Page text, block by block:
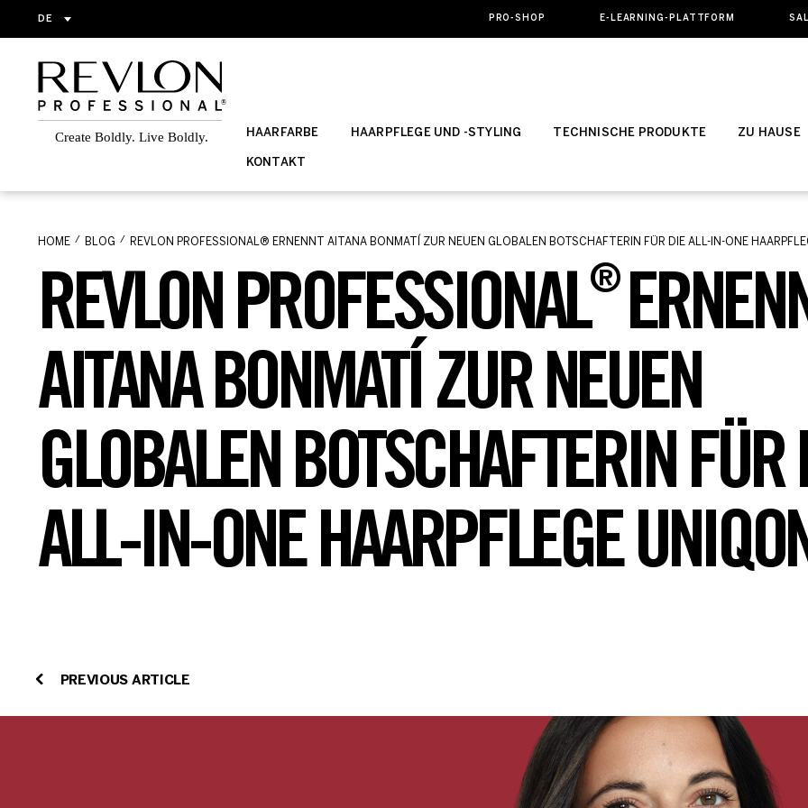
DE PRO-SHOP E-LEARNING-PLATTFORM
HAARFARBE HAARPFLEGE UND -STYLING TECHNISCHE PRODUKTE ZU HAUSE
KONTAKT
HOME BLOG REVLON PROFESSIONAL® ERNENNT AITANA BONMATÍ ZUR NEUEN GLOBALEN BOTSCHAFTERIN FÜR DIE ALL-IN-ONE
REVLON PROFESSIONAL®
AITANA BONMATÍ ZUR NEUEN
GLOBALEN BOTSCHAFTERIN FÜR
ALL-IN-ONE HAARPFLEGE
PREVIOUS ARTICLE